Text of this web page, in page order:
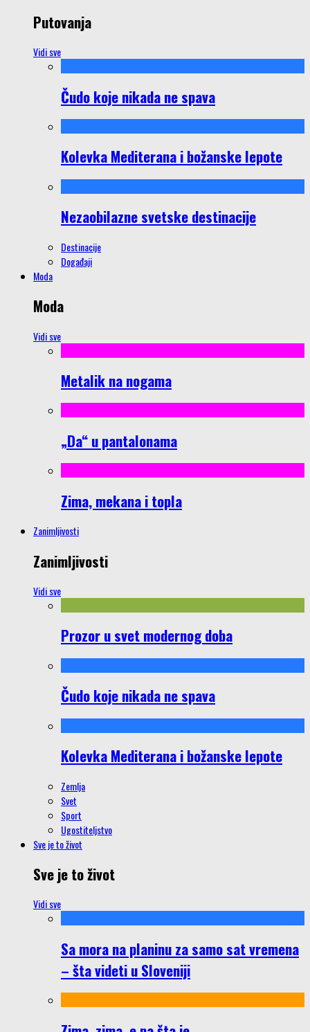
Putovanja
Vidi sve
Čudo koje nikada ne spava
Kolevka Mediterana i božanske lepote
Nezaobilazne svetske destinacije
Destinacije
Događaji
Moda
Moda
Vidi sve
Metalik na nogama
„Da“ u pantalonama
Zima, mekana i topla
Zanimljivosti
Zanimljivosti
Vidi sve
Prozor u svet modernog doba
Čudo koje nikada ne spava
Kolevka Mediterana i božanske lepote
Zemlja
Svet
Sport
Ugostiteljstvo
Sve je to život
Sve je to život
Vidi sve
Sa mora na planinu za samo sat vremena
– šta videti u Sloveniji